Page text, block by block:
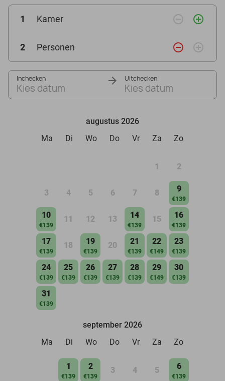
1 Kamer remove_circle_outline add_circle_outline
2 Personen remove_circle_outline add_circle_outline
Inchecken
Kies datum
Uitchecken
Kies datum
augustus 2026
Ma
Di Wo Do Vr Za Zo
1 2
3 4 5 6 7 8 9
€139
10
€139
11 12 13 14
€139
15 16
€139
17
€139
18 19
€139
20 21
€139
22
€149
23
€139
24
€139
25
€139
26
€139
27
€139
28
€139
29
€149
30
€139
31
€139
september 2026
Ma
Di Wo Do Vr Za Zo
1
€139
2
€139
3 4 5 6
€139